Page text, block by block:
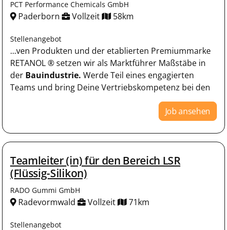
PCT Performance Chemicals GmbH
Paderborn Vollzeit 58km
Stellenangebot
...ven Produkten und der etablierten Premiummarke
RETANOL ® setzen wir als Marktführer Maßstäbe in
der Bauindustrie. Werde Teil eines engagierten
Teams und bring Deine Vertriebskompetenz bei den
Job ansehen
Teamleiter (in) für den Bereich LSR
(Flüssig-Silikon)
RADO Gummi GmbH
Radevormwald Vollzeit 71km
Stellenangebot